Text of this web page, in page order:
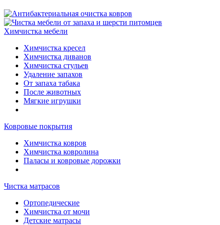
Химчистка мебели
Химчистка кресел
Химчистка диванов
Химчистка стульев
Удаление запахов
От запаха табака
После животных
Мягкие игрушки
Ковровые покрытия
Химчистка ковров
Химчистка ковролина
Паласы и ковровые дорожки
Чистка матрасов
Ортопедические
Химчистка от мочи
Детские матрасы